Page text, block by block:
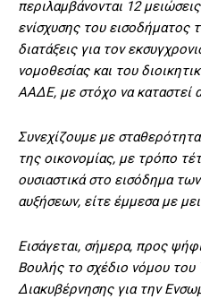
περιλαμβάνονται 12
ενίσχυσης του εισοδήματος
διατάξεις για τον
νομοθεσίας και του
ΑΑΔΕ, με στόχο να καταστεί
Συνεχίζουμε με
της οικονομίας, με τρόπο
ουσιαστικά στο εισόδημα
αυξήσεων, είτε έμμεσα με
Εισάγεται, σήμερα, προς
Βουλής το σχέδιο νόμου
Διακυβέρνησης για την